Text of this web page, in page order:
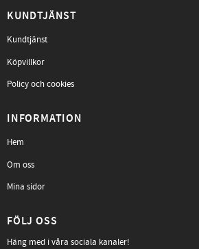
KUNDTJÄNST
Kundtjänst
Köpvillkor
Policy och cookies
INFORMATION
Hem
Om oss
Mina sidor
FÖLJ OSS
Häng med i våra sociala kanaler!